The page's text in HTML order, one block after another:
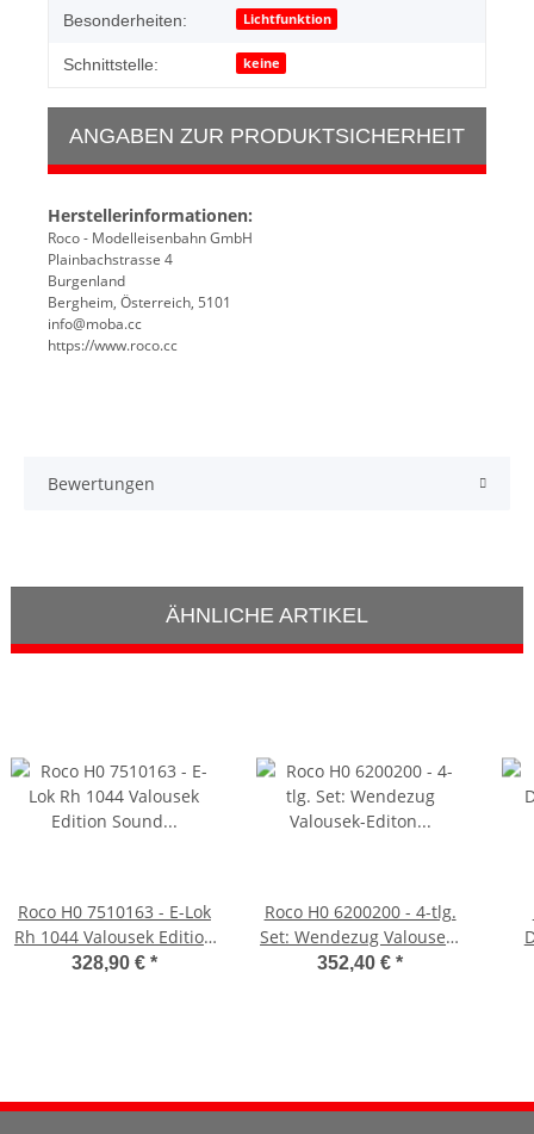
Besonderheiten: Lichtfunktion
Schnittstelle: keine
ANGABEN ZUR PRODUKTSICHERHEIT
Herstellerinformationen:
Roco - Modelleisenbahn GmbH
Plainbachstrasse 4
Burgenland
Bergheim, Österreich, 5101
info@moba.cc
https://www.roco.cc
Bewertungen
ÄHNLICHE ARTIKEL
Roco H0 7510163 - E-Lok
Rh 1044 Valousek Edition
Sound (ÖBB)
328,90 € *
Roco H0 6200200 - 4-tlg.
Set: Wendezug Valousek-
Editon Digital (ÖBB)
352,40 €*